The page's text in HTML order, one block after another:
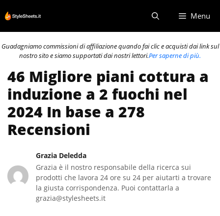
al
contenuto
Menu
Guadagniamo commissioni di affiliazione quando fai clic e acquisti dai link sul
nostro sito e siamo supportati dai nostri lettori.Per saperne di più.
46 Migliore piani cottura a
induzione a 2 fuochi nel
2024 In base a 278
Recensioni
Grazia Deledda
Grazia è il nostro responsabile della ricerca sui
prodotti che lavora 24 ore su 24 per aiutarti a trovare
la giusta corrispondenza. Puoi contattarla a
grazia@stylesheets.it